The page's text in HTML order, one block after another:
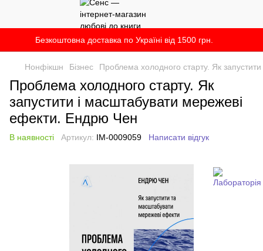
Безкоштовна доставка по Україні від 1500 грн.
Нонфікшн Бізнес Проблема холодного старту. Як
Проблема холодного старту. Як
запустити і масштабувати мережеві
ефекти. Ендрю Чен
В наявності Артикул: IM-0009059 Написати відгук